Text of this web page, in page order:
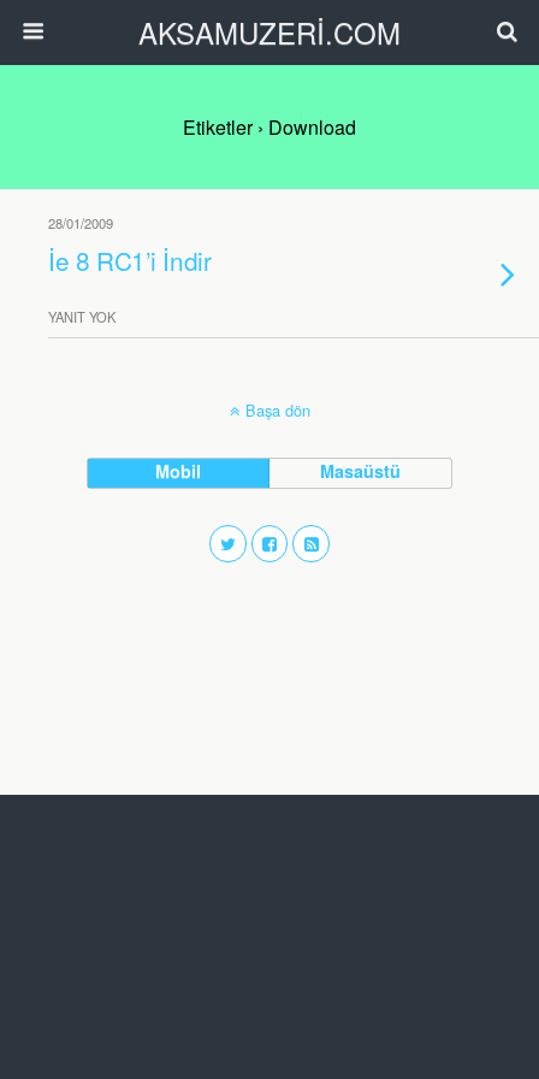
AKSAMUZERİ.COM
Etiketler › Download
28/01/2009
İe 8 RC1’i İndir
YANIT YOK
Başa dön
Mobil Masaüstü